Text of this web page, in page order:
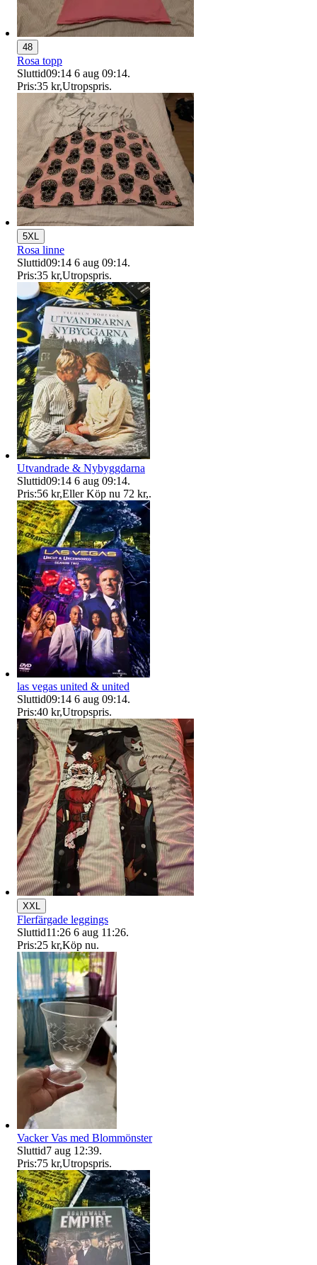
48
Rosa topp
Sluttid09:14 6 aug 09:14.
Pris:35 kr,Utropspris.
5XL
Rosa linne
Sluttid09:14 6 aug 09:14.
Pris:35 kr,Utropspris.
Utvandrade & Nybyggdarna
Sluttid09:14 6 aug 09:14.
Pris:56 kr,Eller Köp nu 72 kr,.
las vegas united & united
Sluttid09:14 6 aug 09:14.
Pris:40 kr,Utropspris.
XXL
Flerfärgade leggings
Sluttid11:26 6 aug 11:26.
Pris:25 kr,Köp nu.
Vacker Vas med Blommönster
Sluttid7 aug 12:39.
Pris:75 kr,Utropspris.